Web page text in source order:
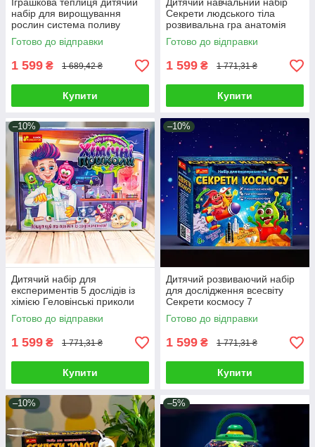
набір для вирощування
рослин система поливу
лампа горщики насіння
торф’яні таблетки
Готово до відправки
1 599 ₴ 1 689,42 ₴
Купити
Секрети людського тіла
розвивальна гра анатомія
для дітей 7 експериментів
скелет
Готово до відправки
1 599 ₴ 1 771,31 ₴
Купити
–10%
Дитячий набір для
експериментів 5 дослідів із
хімією Геловінські приколи
Навчання через гру для
юного вченого
Готово до відправки
1 599 ₴ 1 771,31 ₴
Купити
–10%
Дитячий розвиваючий набір
для дослідження всесвіту
Секрети космосу 7
навчальних експериментів
юного астронома
Готово до відправки
1 599 ₴ 1 771,31 ₴
Купити
–10% –5%